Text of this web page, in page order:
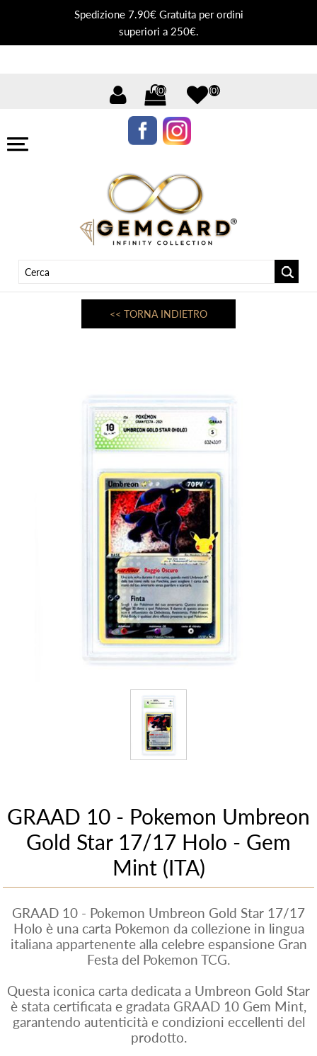
Spedizione 7.90€ Gratuita per ordini
superiori a 250€.
(0) (0)
<< TORNA INDIETRO
GRAAD 10 - Pokemon Umbreon
Gold Star 17/17 Holo - Gem
Mint (ITA)
GRAAD 10 - Pokemon Umbreon Gold Star 17/17
Holo è una carta Pokemon da collezione in lingua
italiana appartenente alla celebre espansione Gran
Festa del Pokemon TCG.
Questa iconica carta dedicata a Umbreon Gold Star
è stata certificata e gradata GRAAD 10 Gem Mint,
garantendo autenticità e condizioni eccellenti del
prodotto.